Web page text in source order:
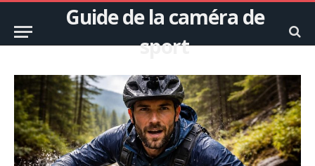
Guide de la caméra de
sport